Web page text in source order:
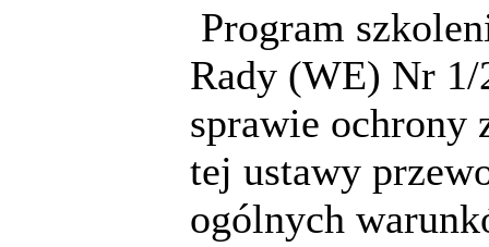
Program
Rady (WE) Nr
sprawie ochrony
tej ustawy
ogólnych